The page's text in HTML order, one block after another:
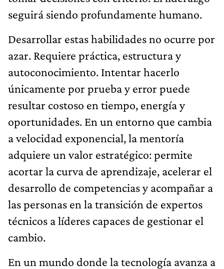
seguirá siendo profundamente humano.
Desarrollar estas habilidades no ocurre por
azar. Requiere práctica, estructura y
autoconocimiento. Intentar hacerlo
únicamente por prueba y error puede
resultar costoso en tiempo, energía y
oportunidades. En un entorno que cambia
a velocidad exponencial, la mentoría
adquiere un valor estratégico: permite
acortar la curva de aprendizaje, acelerar el
desarrollo de competencias y acompañar a
las personas en la transición de expertos
técnicos a líderes capaces de gestionar el
cambio.
En un mundo donde la tecnología avanza a